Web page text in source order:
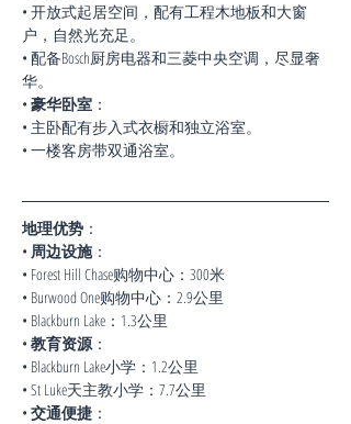
• 开放式起居空间，配有工程木地板和大窗
户，自然光充足。
• 配备Bosch厨房电器和三菱中央空调，尽显奢
华。
• 豪华卧室 ：
• 主卧配有步入式衣橱和独立浴室。
• 一楼客房带双通浴室。
地理优势 ：
• 周边设施：
• Forest Hill Chase购物中心：300米
• Burwood One购物中心：2.9公里
• Blackburn Lake：1.3公里
• 教育资源：
• Blackburn Lake小学：1.2公里
• St Luke天主教小学：7.7公里
• 交通便捷 ：